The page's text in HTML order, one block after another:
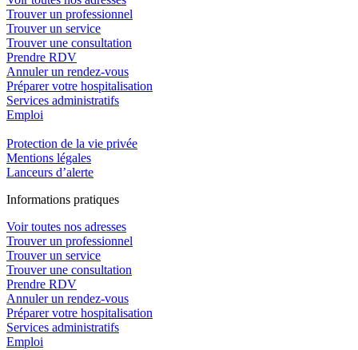
Trouver un professionnel
Trouver un service
Trouver une consultation
Prendre RDV
Annuler un rendez-vous
Préparer votre hospitalisation
Services administratifs
Emploi​
Protection de la vie privée
Mentions légales
Lanceurs d’alerte
Informations pratiques
Voir toutes nos adresses
Trouver un professionnel
Trouver un service
Trouver une consultation
Prendre RDV
Annuler un rendez-vous
Préparer votre hospitalisation
Services administratifs
Emploi​